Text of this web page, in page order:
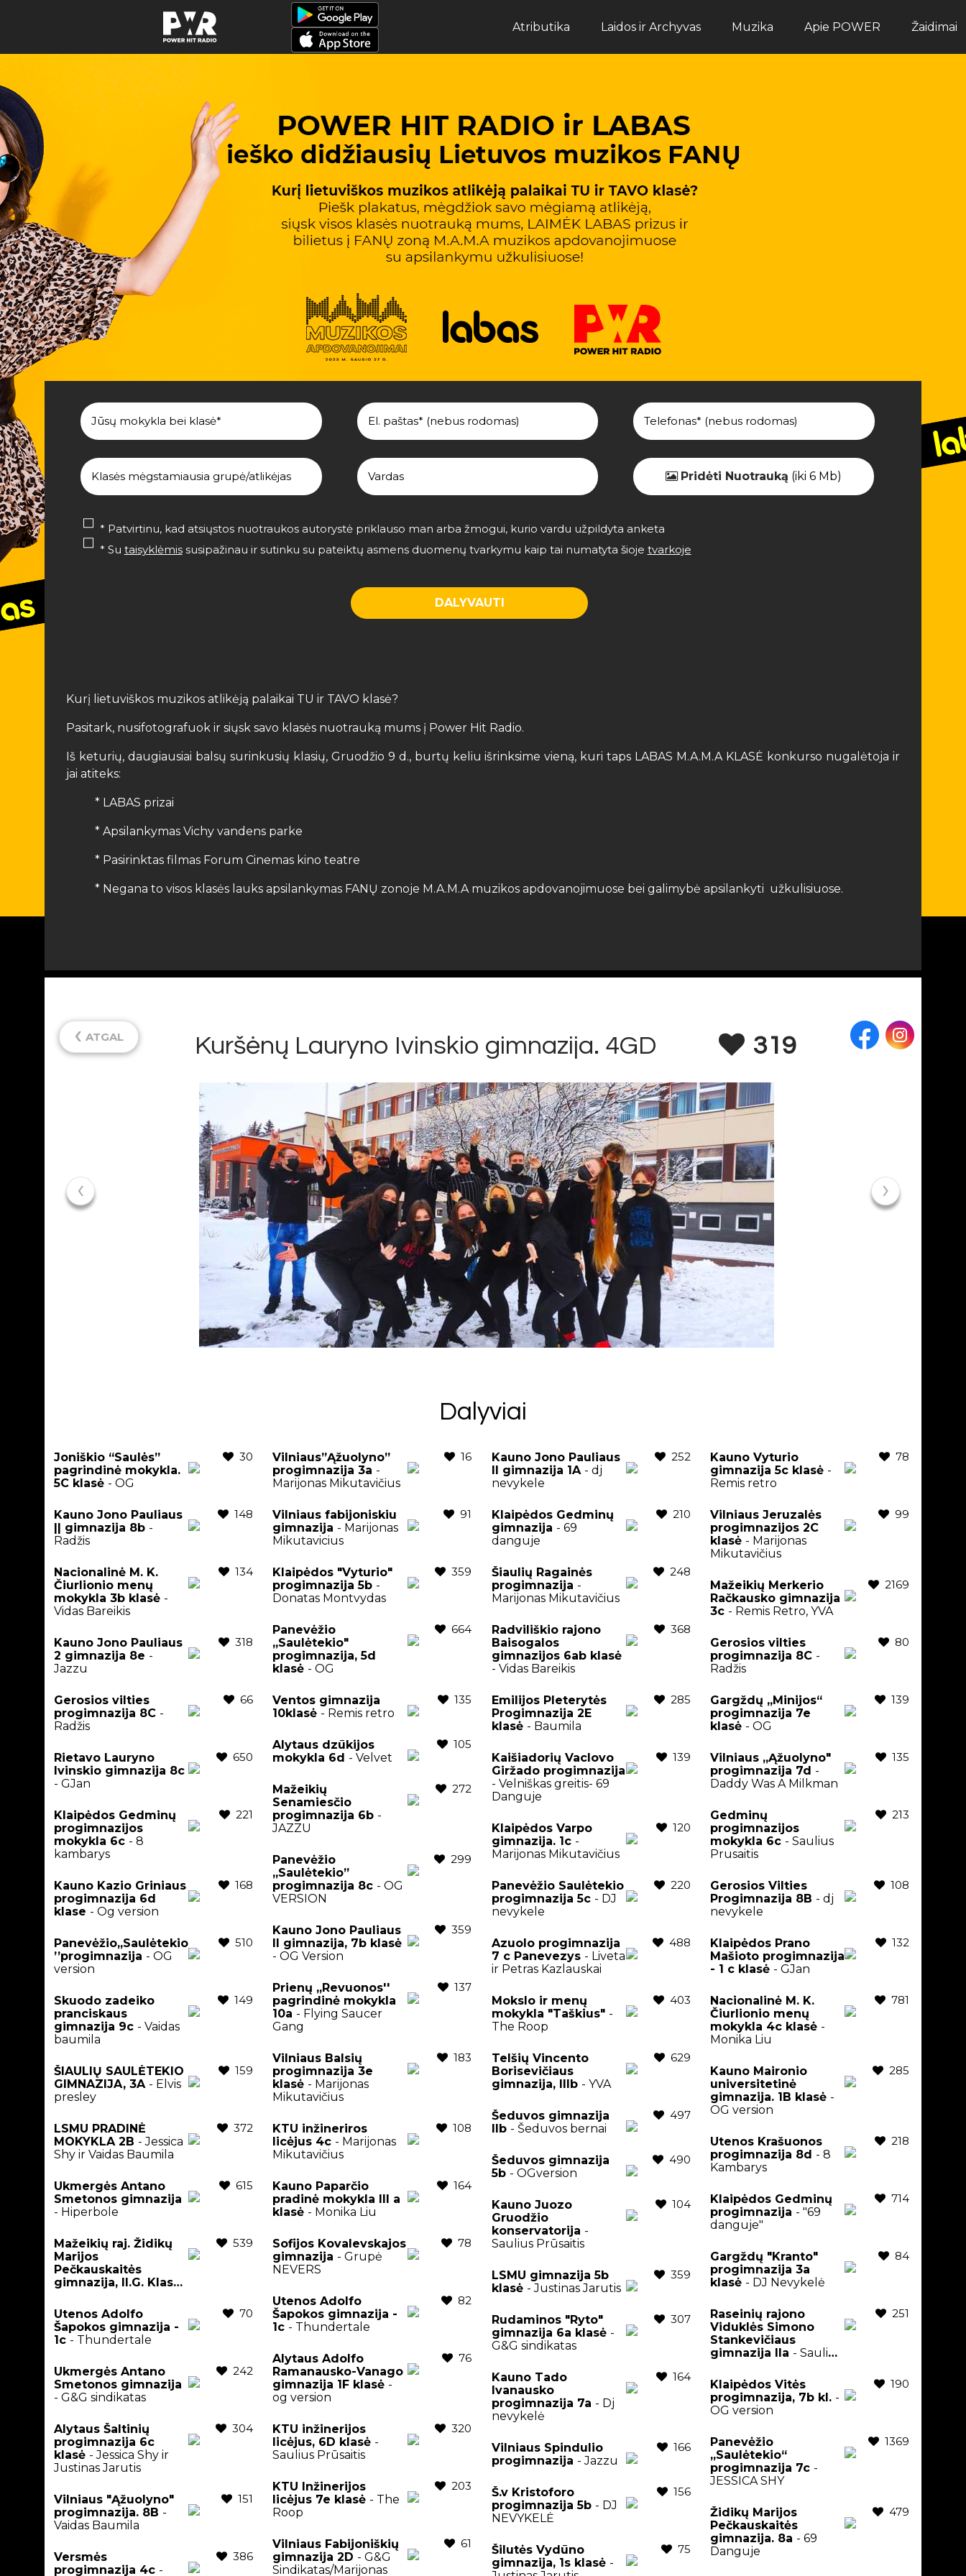
Atributika Laidos ir Archyvas Muzika Apie POWER Žaidimai
Atributika
Laidos ir Archyvas
Muzika
Žaidimai
Pridėti Nuotrauką (iki 6 Mb)
* Patvirtinu, kad atsiųstos nuotraukos autorystė priklauso man arba žmogui, kurio vardu užpildyta anketa
* Su taisyklėmissusipažinau ir sutinku su pateiktų asmens duomenų tvarkymu kaip tai numatyta šioje tvarkoje
Kurį lietuviškos muzikos atlikėją palaikai TU ir TAVO klasė?
Pasitark, nusifotografuok ir siųsk savo klasės nuotrauką mums į Power Hit Radio.
Iš keturių, daugiausiai balsų surinkusių klasių, Gruodžio 9 d., burtų keliu išrinksime vieną, kuri taps LABAS M.A.M.A KLASĖ konkurso nugalėtoja ir
jai atiteks:
* LABAS prizai
* Apsilankymas Vichy vandens parke
* Pasirinktas filmas Forum Cinemas kino teatre
* Negana to visos klasės lauks apsilankymas FANŲ zonoje M.A.M.A muzikos apdovanojimuose bei galimybė apsilankyti užkulisiuose.
‹ ›
‹ ATGAL Kuršėnų Lauryno Ivinskio gimnazija. 4GD 319
Dalyviai
Joniškio “Saulės”
pagrindinė mokykla.
5C klasė - OG
30
Vilniaus”Ąžuolyno”
progimnazija 3a -
Marijonas Mikutavičius
16
Kauno Jono Pauliaus
II gimnazija 1A - dj
nevykele
252
Kauno Vyturio
gimnazija 5c klasė -
Remis retro
78
Kauno Jono Pauliaus
|| gimnazija 8b -
Radžis
148
Vilniaus fabijoniskiu
gimnazija - Marijonas
Mikutavicius
91
Klaipėdos Gedminų
gimnazija - 69
danguje
210
Vilniaus Jeruzalės
progimnazijos 2C
klasė - Marijonas
Mikutavičius
99
Nacionalinė M. K.
Čiurlionio menų
mokykla 3b klasė -
Vidas Bareikis
134
Klaipėdos "Vyturio"
progimnazija 5b -
Donatas Montvydas
359
Šiaulių Ragainės
progimnazija -
Marijonas Mikutavičius
248
Mažeikių Merkerio
Račkausko gimnazija
3c - Remis Retro, YVA
2169
Panevėžio
,,Saulėtekio"
progimnazija, 5d
klasė - OG
664
Radviliškio rajono
Baisogalos
gimnazijos 6ab klasė
- Vidas Bareikis
368
Kauno Jono Pauliaus
2 gimnazija 8e -
Jazzu
318
Gerosios vilties
progimnazija 8C -
Radžis
80
Gerosios vilties
progimnazija 8C -
Radžis
66
Ventos gimnazija
10klasė - Remis retro
135
Emilijos Pleterytės
Progimnazija 2E
klasė - Baumila
285
Gargždų „Minijos“
progimnazija 7e
klasė - OG
139
Alytaus dzūkijos
mokykla 6d - Velvet
105
Rietavo Lauryno
Ivinskio gimnazija 8c
- GJan
650
Kaišiadorių Vaclovo
Giržado progimnazija
- Velniškas greitis- 69
Danguje
139
Vilniaus „Ąžuolyno"
progimnazija 7d -
Daddy Was A Milkman
135
Mažeikių
Senamiesčio
progimnazija 6b -
JAZZU
272
Klaipėdos Gedminų
progimnazijos
mokykla 6c - 8
kambarys
221
Gedminų
progimnazijos
mokykla 6c - Saulius
Prusaitis
213
Klaipėdos Varpo
gimnazija. 1c -
Marijonas Mikutavičius
120
Panevėžio
,,Saulėtekio”
progimnazija 8c - OG
VERSION
299
Kauno Kazio Griniaus
progimnazija 6d
klase - Og version
168
Panevėžio Saulėtekio
progimnazija 5c - DJ
nevykele
220
Gerosios Vilties
Progimnazija 8B - dj
nevykele
108
Kauno Jono Pauliaus
II gimnazija, 7b klasė
- OG Version
359
Panevėžio,,Saulėtekio
’’progimnazija - OG
version
510
Azuolo progimnazija
7 c Panevezys - Liveta
ir Petras Kazlauskai
488
Klaipėdos Prano
Mašioto progimnazija
- 1 c klasė - GJan
132
Prienų ,,Revuonos''
pagrindinė mokykla
10a - Flying Saucer
Gang
137
Skuodo zadeiko
pranciskaus
gimnazija 9c - Vaidas
baumila
149
Mokslo ir menų
mokykla "Taškius" -
The Roop
403
Nacionalinė M. K.
Čiurlionio menų
mokykla 4c klasė -
Monika Liu
781
Vilniaus Balsių
progimnazija 3e
klasė - Marijonas
Mikutavičius
183
Telšių Vincento
Borisevičiaus
gimnazija, IIIb - YVA
629
ŠIAULIŲ SAULĖTEKIO
GIMNAZIJA, 3A - Elvis
presley
159
Kauno Maironio
universitetinė
gimnazija. 1B klasė -
OG version
285
Šeduvos gimnazija
IIb - Šeduvos bernai
497
LSMU PRADINĖ
MOKYKLA 2B - Jessica
Shy ir Vaidas Baumila
372
KTU inžineriros
licėjus 4c - Marijonas
Mikutavičius
108
Utenos Krašuonos
progimnazija 8d - 8
Kambarys
218
Šeduvos gimnazija
5b - OGversion
490
Ukmergės Antano
Smetonos gimnazija
- Hiperbole
615
Kauno Paparčio
pradinė mokykla III a
klasė - Monika Liu
164
Klaipėdos Gedminų
progimnazija - "69
danguje"
714
Kauno Juozo
Gruodžio
konservatorija -
Saulius Prūsaitis
104
Mažeikių raj. Židikų
Marijos
Pečkauskaitės
gimnazija, II.G. Klasė
539
Sofijos Kovalevskajos
gimnazija - Grupė
NEVERS
78
Gargždų "Kranto"
progimnazija 3a
klasė - DJ Nevykelė
84
LSMU gimnazija 5b
klasė - Justinas Jarutis
359
Utenos Adolfo
Šapokos gimnazija -
1c - Thundertale
82
Utenos Adolfo
Šapokos gimnazija -
1c - Thundertale
70
Raseinių rajono
Viduklės Simono
Stankevičiaus
gimnazija IIa - Saulius
251
Rudaminos "Ryto"
gimnazija 6a klasė -
G&G sindikatas
307
Alytaus Adolfo
Ramanausko-Vanago
gimnazija 1F klasė -
og version
76
Ukmergės Antano
Smetonos gimnazija
- G&G sindikatas
242
Kauno Tado
Ivanausko
progimnazija 7a - Dj
nevykelė
164
Klaipėdos Vitės
progimnazija, 7b kl. -
OG version
190
Alytaus Šaltinių
progimnazija 6c
klasė - Jessica Shy ir
Justinas Jarutis
304
KTU inžinerijos
licėjus, 6D klasė -
Saulius Prūsaitis
320
Panevėžio
„Saulėtekio“
progimnazija 7c -
JESSICA SHY
1369
Vilniaus Spindulio
progimnazija - Jazzu
166
KTU Inžinerijos
licėjus 7e klasė - The
Roop
203
Š.v Kristoforo
progimnazija 5b - DJ
NEVYKELĖ
156
Vilniaus "Ąžuolyno"
progimnazija. 8B -
Vaidas Baumila
151
Židikų Marijos
Pečkauskaitės
gimnazija. 8a - 69
Danguje
479
Vilniaus Fabijoniškių
gimnazija 2D - G&G
Sindikatas/Marijonas
61
Šilutės Vydūno
gimnazija, 1s klasė -
75
Versmės
progimnazija 4c -
386